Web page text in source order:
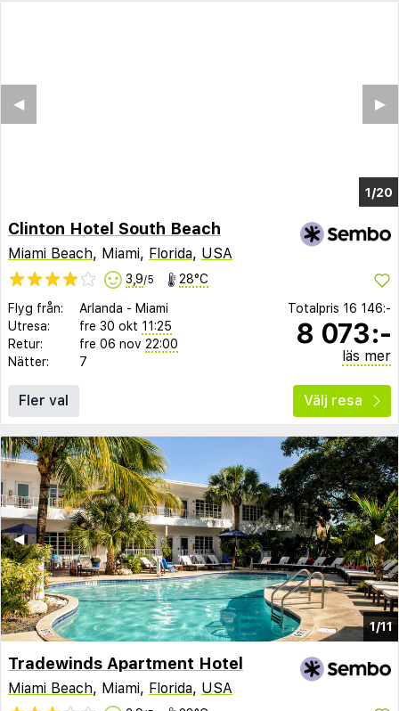
1/16
▶︎
◀︎
Clinton Hotel South Beach
Miami Beach, Miami, Florida, USA
3,9/5 28°C
Flyg från: Arlanda - Miami
Utresa:
fre 30 okt 11:25
Retur:
fre 06 nov 22:00
Nätter:
7
Totalpris 16 146:-
8 073:-
läs mer
Fler val Välj resa
1/11
▶︎
◀︎
Tradewinds Apartment Hotel
Miami Beach, Miami, Florida, USA